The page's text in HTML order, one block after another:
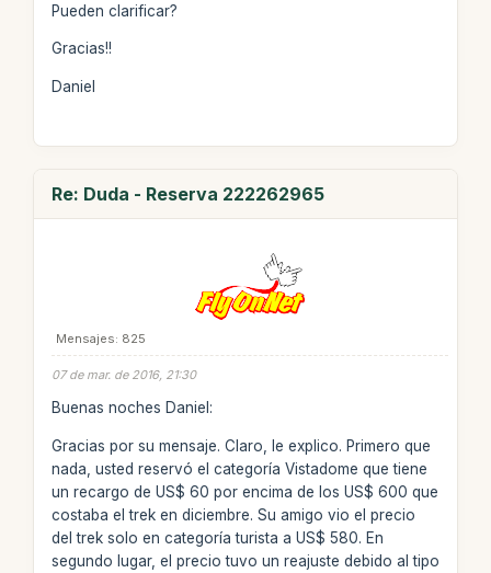
Pueden clarificar?
Gracias!!
Daniel
Re: Duda - Reserva 222262965
Mensajes: 825
07 de mar. de 2016, 21:30
Buenas noches Daniel:
Gracias por su mensaje. Claro, le explico. Primero que
nada, usted reservó el categoría Vistadome que tiene
un recargo de US$ 60 por encima de los US$ 600 que
costaba el trek en diciembre. Su amigo vio el precio
del trek solo en categoría turista a US$ 580. En
segundo lugar, el precio tuvo un reajuste debido al tipo